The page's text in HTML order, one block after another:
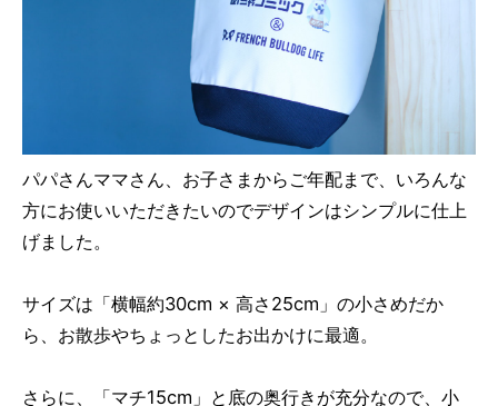
パパさんママさん、お子さまからご年配まで、いろんな
方にお使いいただきたいのでデザインはシンプルに仕上
げました。
サイズは「横幅約30cm × 高さ25cm」の小さめだか
ら、お散歩やちょっとしたお出かけに最適。
さらに、「マチ15cm」と底の奥行きが充分なので、小